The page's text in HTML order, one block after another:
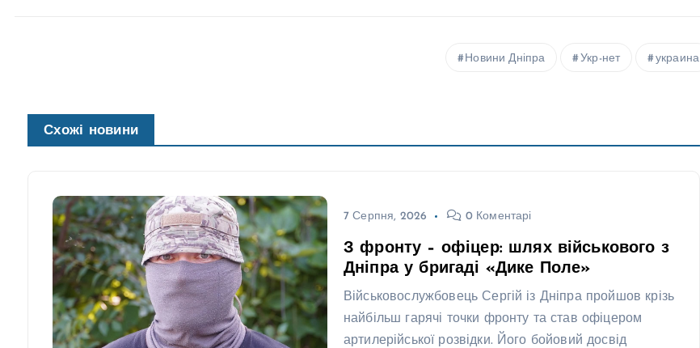
Новини Дніпра Укр-нет украина
Схожі новини
7 Серпня, 2026 0 Коментарі
З фронту – офіцер: шлях військового з
Дніпра у бригаді «Дике Поле»
Військовослужбовець Сергій із Дніпра пройшов крізь
найбільш гарячі точки фронту та став офіцером
артилерійської розвідки. Його бойовий досвід